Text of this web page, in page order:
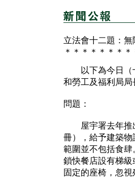
立法會十二題：無
＊＊＊＊＊＊＊＊
以下為今日（十
和勞工及福利局局
問題：
屋宇署去年推出
冊），給予建築
範圍並不包括食
鎖快餐店設有梯
固定的座椅，忽